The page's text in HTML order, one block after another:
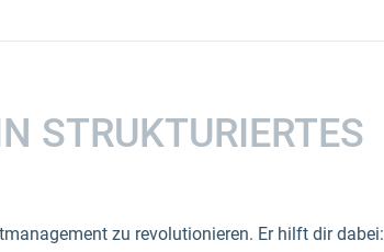
STRUKTURIERTES
zu revolutionieren. Er hilft dir dabei: